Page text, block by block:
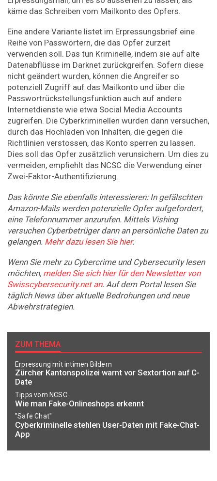
käme das Schreiben vom Mailkonto des Opfers.
Eine andere Variante listet im Erpressungsbrief eine
Reihe von Passwörtern, die das Opfer zurzeit
verwenden soll. Das tun Kriminelle, indem sie auf alte
Datenabflüsse im Darknet zurückgreifen. Sofern diese
nicht geändert wurden, können die Angreifer so
potenziell Zugriff auf das Mailkonto und über die
Passwortrückstellungsfunktion auch auf andere
Internetdienste wie etwa Social Media Accounts
zugreifen. Die Cyberkriminellen würden dann versuchen,
durch das Hochladen von Inhalten, die gegen die
Richtlinien verstossen, das Konto sperren zu lassen.
Dies soll das Opfer zusätzlich verunsichern. Um dies zu
vermeiden, empfiehlt das NCSC die Verwendung einer
Zwei-Faktor-Authentifizierung.
Das könnte Sie ebenfalls interessieren: In gefälschten
Amazon-Mails werden potenzielle Opfer aufgefordert,
eine Telefonnummer anzurufen. Mittels Vishing
versuchen Cyberbetrüger dann an persönliche Daten zu
gelangen. Mehr dazu lesen Sie hier.
Wenn Sie mehr zu Cybercrime und Cybersecurity lesen
möchten, melden Sie sich hier für den Newsletter von
Swisscybersecurity.net an. Auf dem Portal lesen Sie
täglich News über aktuelle Bedrohungen und neue
Abwehrstrategien.
ZUM THEMA
Erpressung mit intimen Bildern
Zürcher Kantonspolizei warnt vor Sextortion auf C-
Date
Tipps vom NCSC
Wie man Fake-Onlineshops erkennt
"Safe Chat"
Cyberkriminelle stehlen User-Daten mit Fake-Chat-
App